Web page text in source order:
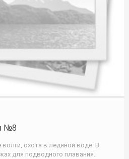
№8
охота в ледяной воде. В
для подводного плавания.